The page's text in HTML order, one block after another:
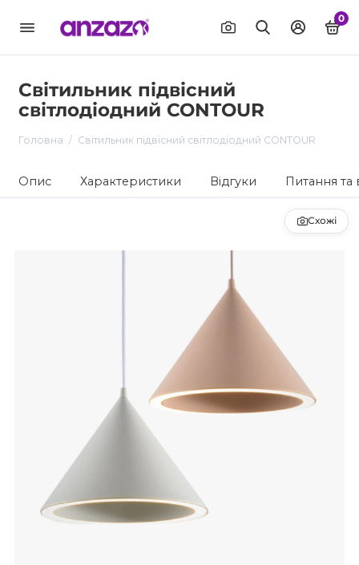
0
Світильник підвісний
світлодіодний CONTOUR
Головна Світильник підвісний світлодіодний CONTOUR
Опис Характеристики Відгуки Питання та
Схожі